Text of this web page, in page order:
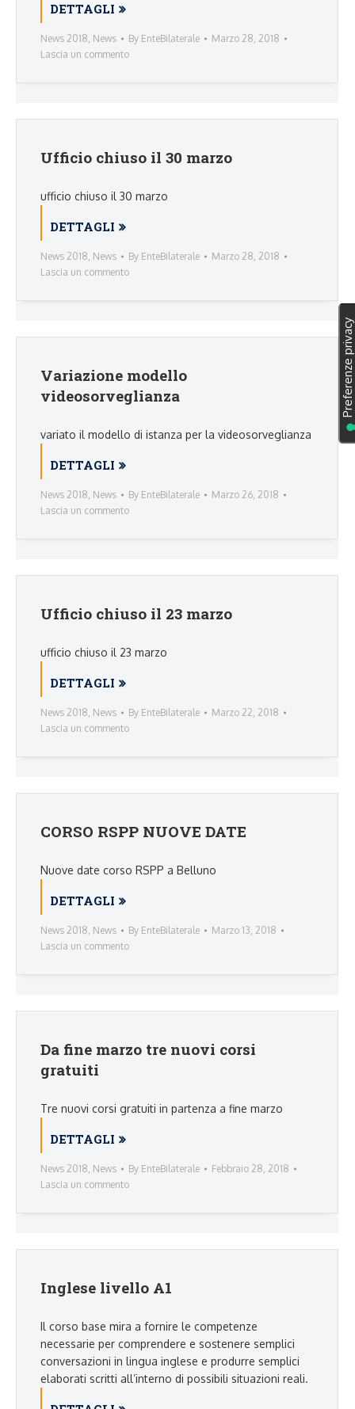
DETTAGLI
News 2018, News By EnteBilaterale
Marzo 28, 2018
Lascia un commento
Ufficio chiuso il 30 marzo
ufficio chiuso il 30 marzo
DETTAGLI
News 2018, News By EnteBilaterale
Marzo 28, 2018
Lascia un commento
Variazione modello
videosorveglianza
variato il modello di istanza per la videosorveglianza
DETTAGLI
News 2018, News By EnteBilaterale
Marzo 26, 2018
Lascia un commento
Ufficio chiuso il 23 marzo
ufficio chiuso il 23 marzo
DETTAGLI
News 2018, News By EnteBilaterale
Marzo 22, 2018
Lascia un commento
CORSO RSPP NUOVE DATE
Nuove date corso RSPP a Belluno
DETTAGLI
News 2018, News By EnteBilaterale
Marzo 13, 2018
Lascia un commento
Da fine marzo tre nuovi corsi
gratuiti
Tre nuovi corsi gratuiti in partenza a fine marzo
DETTAGLI
News 2018, News By EnteBilaterale
Febbraio 28, 2018
Lascia un commento
Inglese livello A1
Il corso base mira a fornire le competenze
necessarie per comprendere e sostenere semplici
conversazioni in lingua inglese e produrre semplici
elaborati scritti all’interno di possibili situazioni reali.